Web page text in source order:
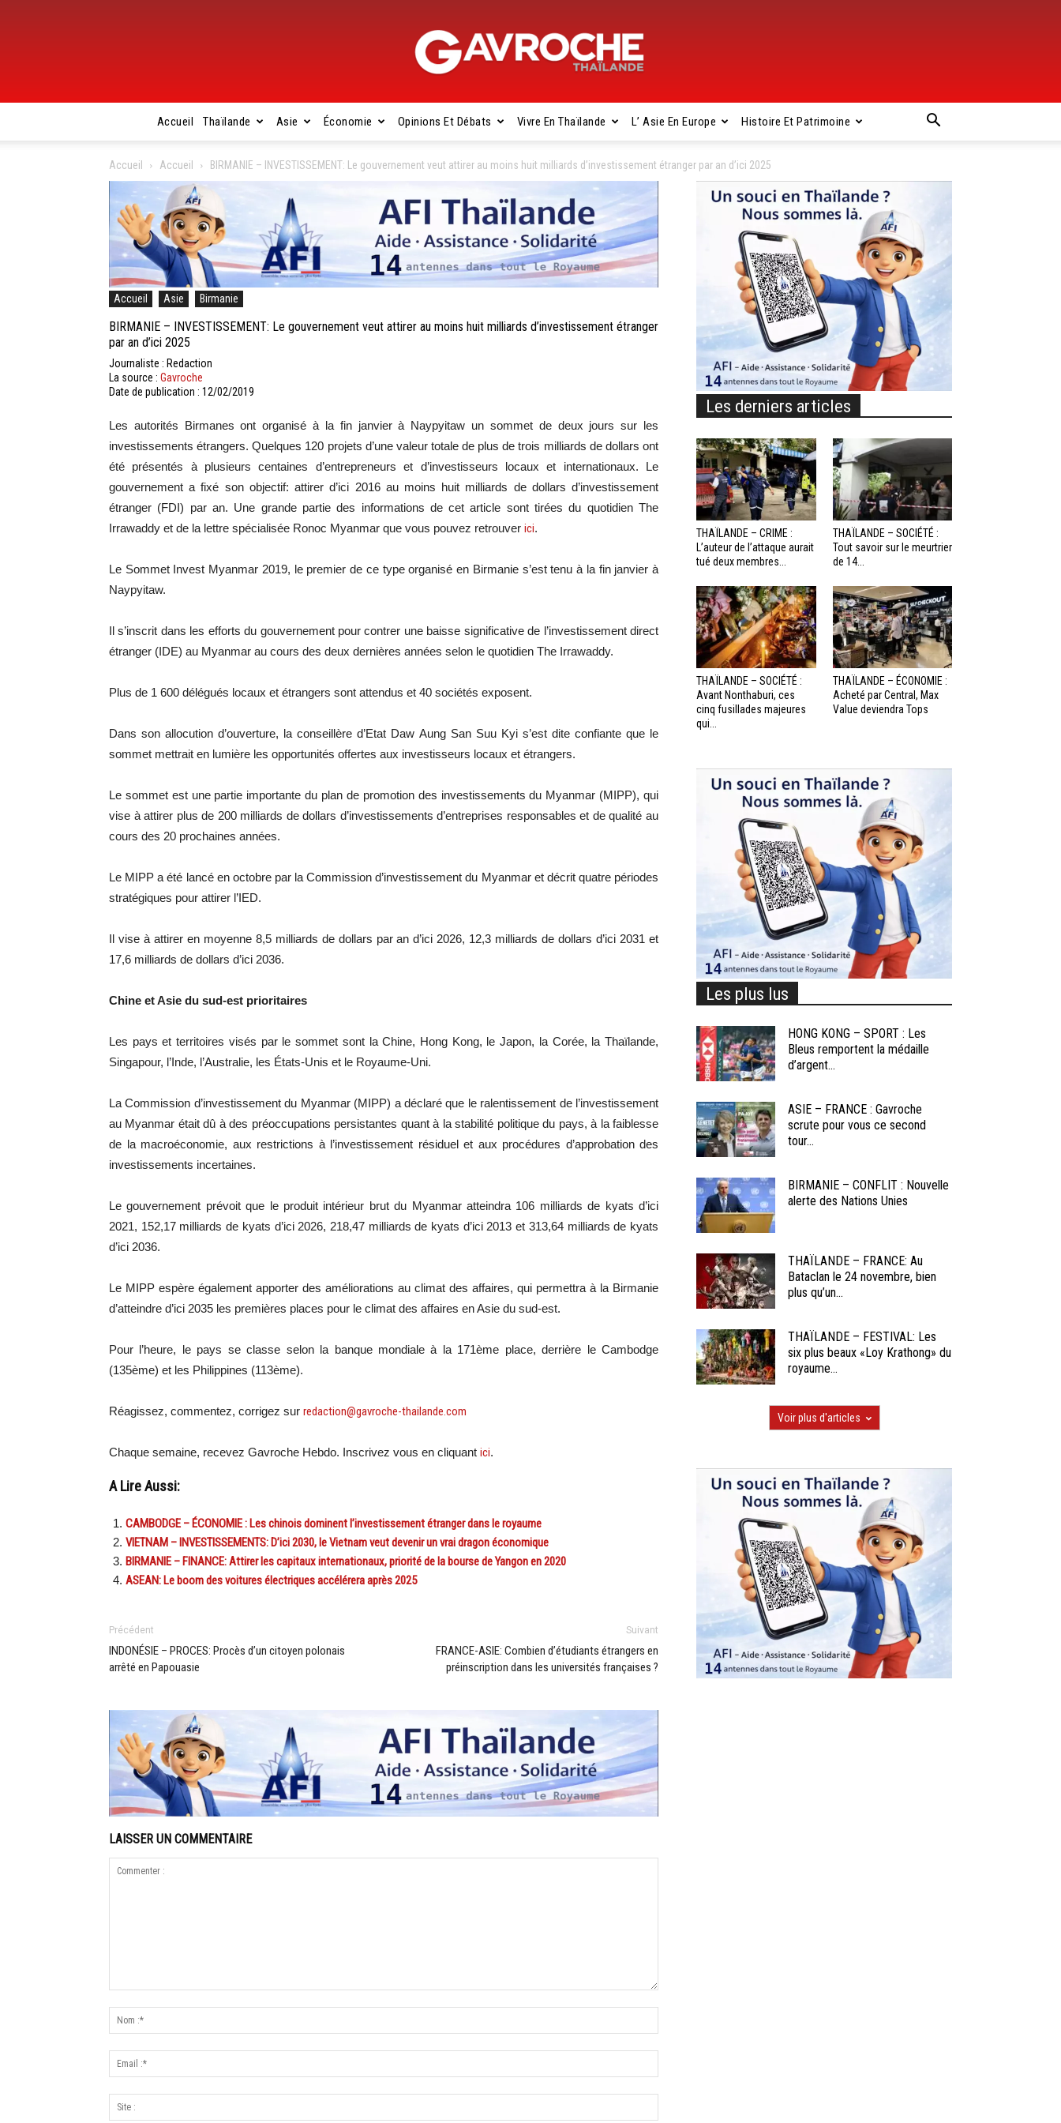
Gavroche
Thaïlande
Accueil Thaïlande Asie Économie Opinions Et Débats Vivre En Thaïlande L’ Asie En Europe Histoire Et Patrimoine
Accueil Accueil BIRMANIE – INVESTISSEMENT: Le gouvernement veut attirer au moins huit milliards d’investissement étranger par an d’ici 2025
Accueil Asie Birmanie
BIRMANIE – INVESTISSEMENT: Le gouvernement veut attirer au moins huit milliards d’investissement étranger
par an d’ici 2025
Journaliste : Redaction
La source : Gavroche
Date de publication : 12/02/2019
Les autorités Birmanes ont organisé à la fin janvier à Naypyitaw un sommet de deux jours sur les
investissements étrangers. Quelques 120 projets d’une valeur totale de plus de trois milliards de dollars ont
été présentés à plusieurs centaines d’entrepreneurs et d’investisseurs locaux et internationaux. Le
gouvernement a fixé son objectif: attirer d’ici 2016 au moins huit milliards de dollars d’investissement
étranger (FDI) par an. Une grande partie des informations de cet article sont tirées du quotidien The
Irrawaddy et de la lettre spécialisée Ronoc Myanmar que vous pouvez retrouver ici.
Le Sommet Invest Myanmar 2019, le premier de ce type organisé en Birmanie s’est tenu à la fin janvier à
Naypyitaw.
Il s’inscrit dans les efforts du gouvernement pour contrer une baisse significative de l’investissement direct
étranger (IDE) au Myanmar au cours des deux dernières années selon le quotidien The Irrawaddy.
Plus de 1 600 délégués locaux et étrangers sont attendus et 40 sociétés exposent.
Dans son allocution d’ouverture, la conseillère d’Etat Daw Aung San Suu Kyi s’est dite confiante que le
sommet mettrait en lumière les opportunités offertes aux investisseurs locaux et étrangers.
Le sommet est une partie importante du plan de promotion des investissements du Myanmar (MIPP), qui
vise à attirer plus de 200 milliards de dollars d’investissements d’entreprises responsables et de qualité au
cours des 20 prochaines années.
Le MIPP a été lancé en octobre par la Commission d’investissement du Myanmar et décrit quatre périodes
stratégiques pour attirer l’IED.
Il vise à attirer en moyenne 8,5 milliards de dollars par an d’ici 2026, 12,3 milliards de dollars d’ici 2031 et
17,6 milliards de dollars d’ici 2036.
Chine et Asie du sud-est prioritaires
Les pays et territoires visés par le sommet sont la Chine, Hong Kong, le Japon, la Corée, la Thaïlande,
Singapour, l’Inde, l’Australie, les États-Unis et le Royaume-Uni.
La Commission d’investissement du Myanmar (MIPP) a déclaré que le ralentissement de l’investissement
au Myanmar était dû à des préoccupations persistantes quant à la stabilité politique du pays, à la faiblesse
de la macroéconomie, aux restrictions à l’investissement résiduel et aux procédures d’approbation des
investissements incertaines.
Le gouvernement prévoit que le produit intérieur brut du Myanmar atteindra 106 milliards de kyats d’ici
2021, 152,17 milliards de kyats d’ici 2026, 218,47 milliards de kyats d’ici 2013 et 313,64 milliards de kyats
d’ici 2036.
Le MIPP espère également apporter des améliorations au climat des affaires, qui permettra à la Birmanie
d’atteindre d’ici 2035 les premières places pour le climat des affaires en Asie du sud-est.
Pour l’heure, le pays se classe selon la banque mondiale à la 171ème place, derrière le Cambodge
(135ème) et les Philippines (113ème).
Réagissez, commentez, corrigez sur redaction@gavroche-thailande.com
Chaque semaine, recevez Gavroche Hebdo. Inscrivez vous en cliquant ici.
A Lire Aussi:
CAMBODGE – ÉCONOMIE : Les chinois dominent l’investissement étranger dans le royaume
VIETNAM – INVESTISSEMENTS: D’ici 2030, le Vietnam veut devenir un vrai dragon économique
BIRMANIE – FINANCE: Attirer les capitaux internationaux, priorité de la bourse de Yangon en 2020
ASEAN: Le boom des voitures électriques accélérera après 2025
Précédent
INDONÉSIE – PROCES: Procès d’un citoyen polonais
arrêté en Papouasie
Suivant
FRANCE-ASIE: Combien d’étudiants étrangers en
préinscription dans les universités françaises ?
LAISSER UN COMMENTAIRE
Les derniers articles
THAÏLANDE – CRIME :
L’auteur de l’attaque aurait
tué deux membres...
THAÏLANDE – SOCIÉTÉ :
Tout savoir sur le meurtrier
de 14...
THAÏLANDE – SOCIÉTÉ :
Avant Nonthaburi, ces
cinq fusillades majeures
qui...
THAÏLANDE – ÉCONOMIE :
Acheté par Central, Max
Value deviendra Tops
Les plus lus
HONG KONG – SPORT : Les
Bleus remportent la médaille
d’argent...
ASIE – FRANCE : Gavroche
scrute pour vous ce second
tour...
BIRMANIE – CONFLIT : Nouvelle
alerte des Nations Unies
THAÏLANDE – FRANCE: Au
Bataclan le 24 novembre, bien
plus qu’un...
THAÏLANDE – FESTIVAL: Les
six plus beaux «Loy Krathong» du
royaume...
Voir plus d'articles